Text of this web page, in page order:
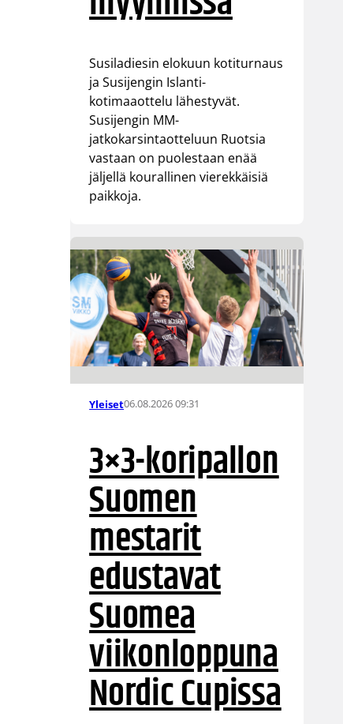
Susiladiesin elokuun kotiturnaus
ja Susijengin Islanti-
kotimaaottelu lähestyvät.
Susijengin MM-
jatkokarsintaotteluun Ruotsia
vastaan on puolestaan enää
jäljellä kourallinen vierekkäisiä
paikkoja.
Yleiset06.08.2026 09:31
3×3-koripallon
Suomen
mestarit
edustavat
Suomea
viikonloppuna
Nordic Cupissa